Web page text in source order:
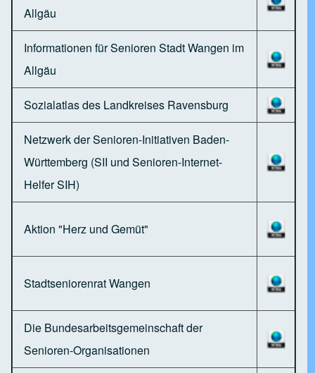
Allgäu
Informationen für Senioren Stadt Wangen im
Allgäu
Sozialatlas des Landkreises Ravensburg
Netzwerk der Senioren-Initiativen Baden-
Württemberg (SII und Senioren-Internet-
Helfer SIH)
Aktion "Herz und Gemüt"
Stadtseniorenrat Wangen
Die Bundesarbeitsgemeinschaft der
Senioren-Organisationen